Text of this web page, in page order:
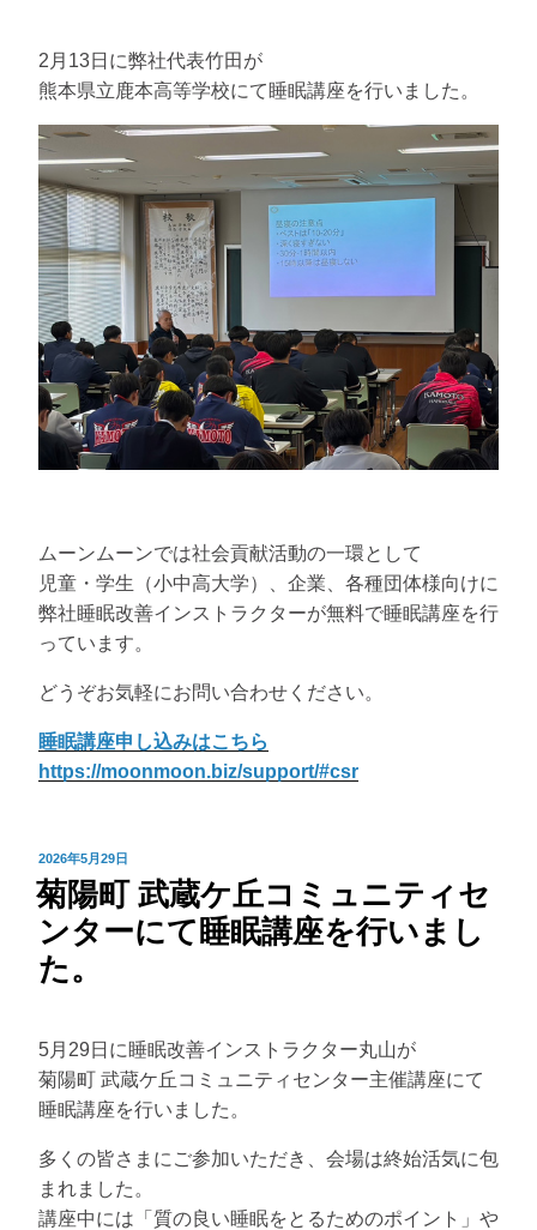
2月13日に弊社代表竹田が
熊本県立鹿本高等学校にて睡眠講座を行いました。
ムーンムーンでは社会貢献活動の一環として
児童・学生（小中高大学）、企業、各種団体様向けに
弊社睡眠改善インストラクターが無料で睡眠講座を行
っています。
どうぞお気軽にお問い合わせください。
睡眠講座申し込みはこちら
https://moonmoon.biz/support/#csr
投
稿
日:
2026年5月29日
菊陽町 武蔵ケ丘コミュニティセ
ンターにて睡眠講座を行いまし
た。
5月29日に睡眠改善インストラクター丸山が
菊陽町 武蔵ケ丘コミュニティセンター主催講座にて
睡眠講座を行いました。
多くの皆さまにご参加いただき、会場は終始活気に包
まれました。
講座中には「質の良い睡眠をとるためのポイント」や